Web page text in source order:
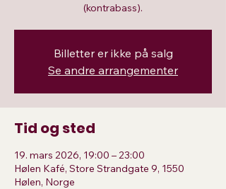
(kontrabass).
Billetter er ikke på salg
Se andre arrangementer
Tid og sted
19. mars 2026, 19:00 – 23:00
Hølen Kafé, Store Strandgate 9, 1550
Hølen, Norge